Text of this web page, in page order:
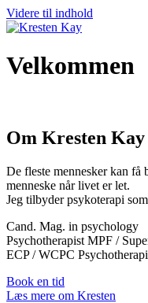
Videre til indhold
Velkommen
Om Kresten Kay
De fleste mennesker kan
menneske når livet er let.
Jeg tilbyder psykoterapi
Cand. Mag. in psychology
Psychotherapist MPF /
ECP / WCPC
Book en tid
Læs mere om Kresten